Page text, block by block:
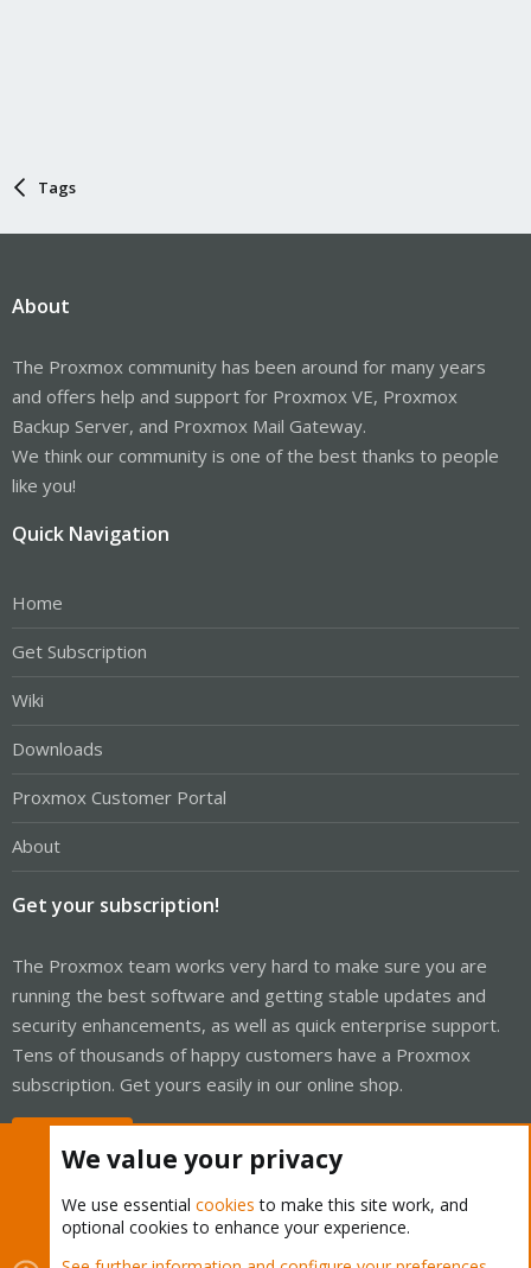
Tags
About
The Proxmox community has been around for many years
and offers help and support for Proxmox VE, Proxmox
Backup Server, and Proxmox Mail Gateway.
We think our community is one of the best thanks to people
like you!
Quick Navigation
Home
Get Subscription
Wiki
Downloads
Proxmox Customer Portal
About
Get your subscription!
The Proxmox team works very hard to make sure you are
running the best software and getting stable updates and
security enhancements, as well as quick enterprise support.
Tens of thousands of happy customers have a Proxmox
subscription. Get yours easily in our online shop.
We value your privacy
We use essential cookies to make this site work, and
optional cookies to enhance your experience.